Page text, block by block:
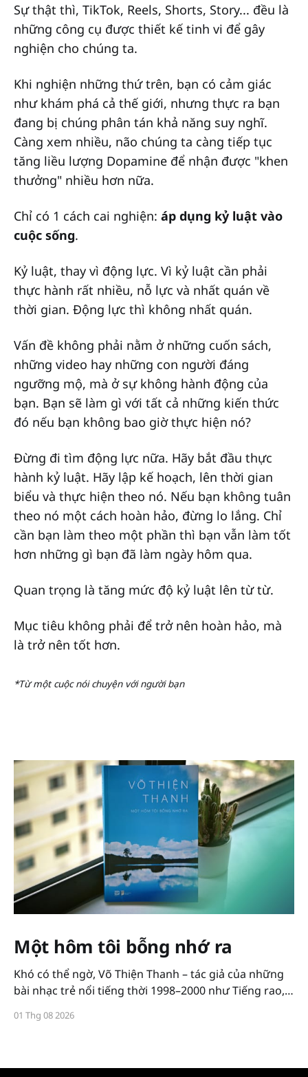
Sự thật thì, TikTok, Reels, Shorts, Story... đều là
những công cụ được thiết kế tinh vi để gây
nghiện cho chúng ta.
Khi nghiện những thứ trên, bạn có cảm giác
như khám phá cả thế giới, nhưng thực ra bạn
đang bị chúng phân tán khả năng suy nghĩ.
Càng xem nhiều, não chúng ta càng tiếp tục
tăng liều lượng Dopamine để nhận được "khen
thưởng" nhiều hơn nữa.
Chỉ có 1 cách cai nghiện: áp dụng kỷ luật vào
cuộc sống.
Kỷ luật, thay vì động lực. Vì kỷ luật cần phải
thực hành rất nhiều, nỗ lực và nhất quán về
thời gian. Động lực thì không nhất quán.
Vấn đề không phải nằm ở những cuốn sách,
những video hay những con người đáng
ngưỡng mộ, mà ở sự không hành động của
bạn. Bạn sẽ làm gì với tất cả những kiến thức
đó nếu bạn không bao giờ thực hiện nó?
Đừng đi tìm động lực nữa. Hãy bắt đầu thực
hành kỷ luật. Hãy lập kế hoạch, lên thời gian
biểu và thực hiện theo nó. Nếu bạn không tuân
theo nó một cách hoàn hảo, đừng lo lắng. Chỉ
cần bạn làm theo một phần thì bạn vẫn làm tốt
hơn những gì bạn đã làm ngày hôm qua.
Quan trọng là tăng mức độ kỷ luật lên từ từ.
Mục tiêu không phải để trở nên hoàn hảo, mà
là trở nên tốt hơn.
*Từ một cuộc nói chuyện với người bạn
Một hôm tôi bỗng nhớ ra
Khó có thể ngờ, Võ Thiện Thanh – tác giả của những
bài nhạc trẻ nổi tiếng thời 1998–2000 như Tiếng rao,
địa hạt âm nhạc sang chữ nghĩa với cuốn sách mới:
01 Thg 08 2026